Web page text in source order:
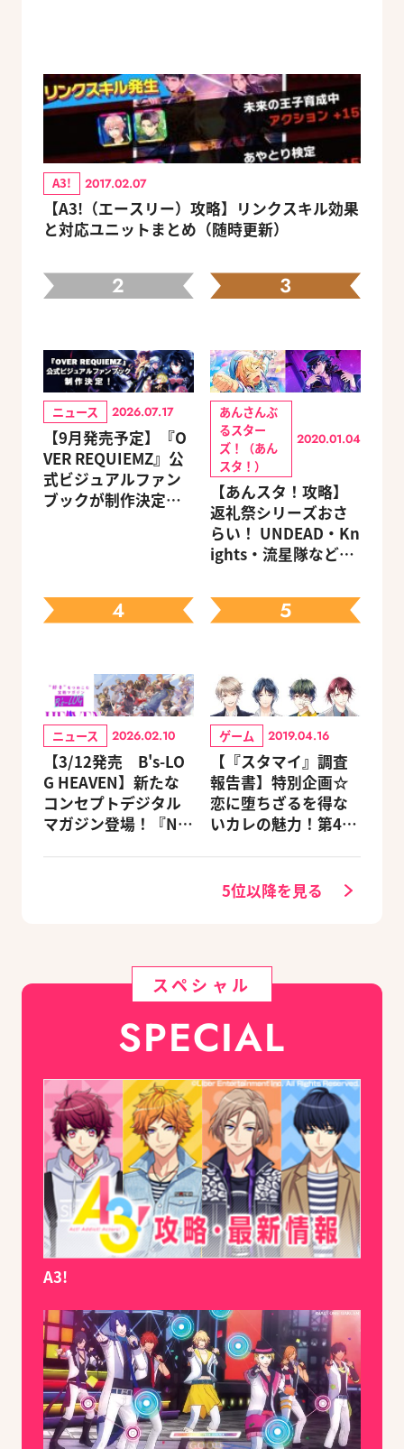
A3! 2017.02.07
【A3!（エースリー）攻略】リンクスキル効果
と対応ユニットまとめ（随時更新）
2
ニュース 2026.07.17
【9月発売予定】『O
VER REQUIEMZ』公
式ビジュアルファン
ブックが制作決定！
3
あんさんぶ
るスター
ズ！（あん
スタ！）
2020.01.04
【あんスタ！攻略】
返礼祭シリーズおさ
らい！ UNDEAD・Kn
ights・流星隊など、
ェック
4
ニュース 2026.02.10
【3/12発売 B's-LO
G HEAVEN】新たな
コンセプトデジタル
マガジン登場！『NU:
5
ゲーム 2019.04.16
【『スタマイ』調査
報告書】特別企画☆
恋に堕ちざるを得な
いカレの魅力！第4
5位以降を見る
スペシャル
SPECIAL
A3!